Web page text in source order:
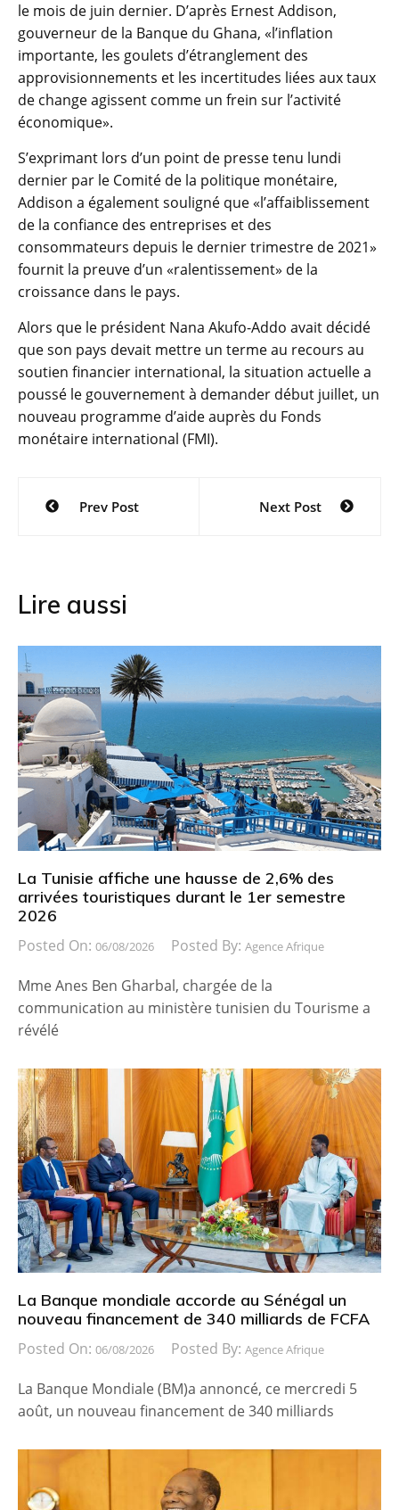
le mois de juin dernier. D’après Ernest Addison,
gouverneur de la Banque du Ghana, «l’inflation
importante, les goulets d’étranglement des
approvisionnements et les incertitudes liées aux taux
de change agissent comme un frein sur l’activité
économique».
S’exprimant lors d’un point de presse tenu lundi
dernier par le Comité de la politique monétaire,
Addison a également souligné que «l’affaiblissement
de la confiance des entreprises et des
consommateurs depuis le dernier trimestre de 2021»
fournit la preuve d’un «ralentissement» de la
croissance dans le pays.
Alors que le président Nana Akufo-Addo avait décidé
que son pays devait mettre un terme au recours au
soutien financier international, la situation actuelle a
poussé le gouvernement à demander début juillet, un
nouveau programme d’aide auprès du Fonds
monétaire international (FMI).
Navigation
Prev Post Next Post
Lire aussi
La Tunisie affiche une hausse de 2,6% des
arrivées touristiques durant le 1er semestre
2026
Posted On: 06/08/2026 Posted By: Agence Afrique
Mme Anes Ben Gharbal, chargée de la
communication au ministère tunisien du Tourisme a
révélé
La Banque mondiale accorde au Sénégal un
nouveau financement de 340 milliards de FCFA
Posted On: 06/08/2026 Posted By: Agence Afrique
La Banque Mondiale (BM)a annoncé, ce mercredi 5
août, un nouveau financement de 340 milliards